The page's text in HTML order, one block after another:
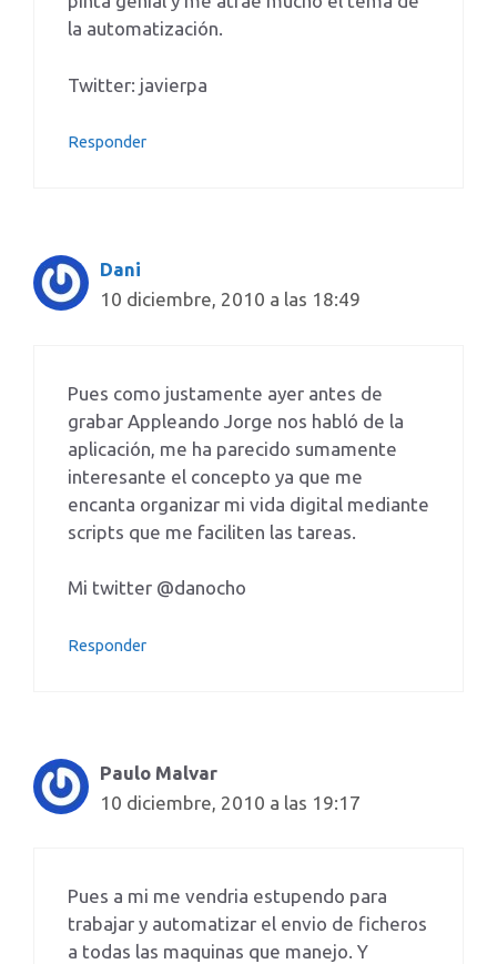
la automatización.
Twitter: javierpa
Responder
Dani
10 diciembre, 2010 a las 18:49
Pues como justamente ayer antes de
grabar Appleando Jorge nos habló de la
aplicación, me ha parecido sumamente
interesante el concepto ya que me
encanta organizar mi vida digital mediante
scripts que me faciliten las tareas.
Mi twitter @danocho
Responder
Paulo Malvar
10 diciembre, 2010 a las 19:17
Pues a mi me vendria estupendo para
trabajar y automatizar el envio de ficheros
a todas las maquinas que manejo. Y